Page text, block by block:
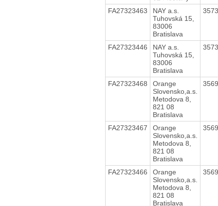
FA27323463
NAY a.s.
Tuhovská 15,
83006
Bratislava
FA27323446
NAY a.s.
Tuhovská 15,
83006
Bratislava
FA27323468
Orange
Slovensko,a.s.
Metodova 8,
821 08
Bratislava
FA27323467
Orange
Slovensko,a.s.
Metodova 8,
821 08
Bratislava
FA27323466
Orange
Slovensko,a.s.
Metodova 8,
821 08
Bratislava